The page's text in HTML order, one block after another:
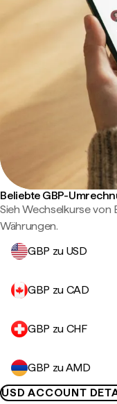
Beliebte GBP-
Sieh Wechselkurse
Währungen.
GBP zu USD
GBP zu CAD
GBP zu CHF
GBP zu AMD
USD ACCOUNT